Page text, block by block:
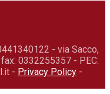
- via Sacco,
0332255357 - PEC:
- Privacy Policy -